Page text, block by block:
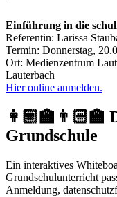
Einführung in die
Referentin: Larissa
Termin: Donnerstag,
Ort: Medienzentrum
Lauterbach
Hier online anmelden.
👩🏼‍🏫👨🏻‍🏫
Grundschule
Ein interaktives
Grundschulunterricht
Anmeldung,